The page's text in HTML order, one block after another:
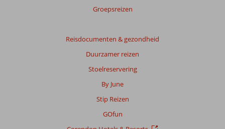
Groepsreizen
Reisdocumenten & gezondheid
Duurzamer reizen
Stoelreservering
By June
Stip Reizen
GOfun